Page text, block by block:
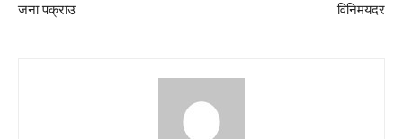
जना पक्राउ
विनिमयदर